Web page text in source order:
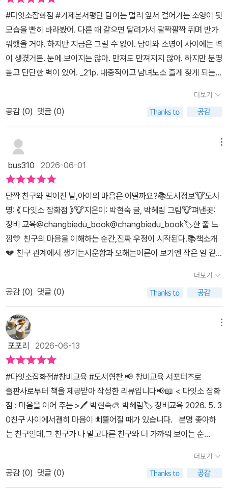
마음을 이해하고 진심으로 소통할 때 풀릴 수 있다는 것을, 상대방의
마음을 헤아리며 먼저 손을 내밀 수 있는 용기가 필요하다는 메시지
를 전합니다. 무엇보다 판타지적 요소로 등장하는 '소탈'은 인물들의
마음을 연결해 주는 매개체로서, '이해와 소통의 중요성'을 효과적으
로 전달하는 역할을 하는 것과 더불어 갈등 해결 과정을 신비로우면
서도 재미있게 보여 주어 이야기에 대한 몰입감을 높입니다. 주의 사
항! 이건 아무 때나 쓰는 게 아니야. 꼭 필요할 때 써야 해. 이 소탈은
마음과 마음을 이어주는 탈이거든. p.17 소소 초등학교 건너편 첫
다잇소 잡화점이 문을 엽니다. 다잇소 잡화점에 온 담이의 눈에 인형
대신 소탈이 들어 있는 기계가 보입니다. 꼭 필요한 아이만 가질 수 있
다는 소탈을 뽑은 담이, 사실 담이는 단짝 소영이의 배신으로 마음이
상해 있습니다. 지난 체육 시간 '친구 찾기 놀이'를 할 때, 견후와 짝이
되는 것도 모자라, 담이를 밀치기까지 했거든요. 게다가 안 밀었다고
거짓말까지 하다니요. 이젠 대놓고 견후와 친하게 지내기까지 하고
말이죠. 게다가 다른 게임을 할 때도, 소영이만 아는 담이의 비밀 때문
에 지고 말았다지요. 이러니 담이의 마음이 어떻겠어요. 이제 담이에
준다는 소탈을 뽑았으니, 분명 무슨 일이 생길 것 같지요? 소탈은 담
이의 소영이의 마음을 이어줄 수 있을까요? 사과는 미루지 말고 빨
리하는 게 좋아.미루는 건 게으른 사람이나 하는 짓이야.p.93 소탈
을 뽑았지만 쓸 일은 없었는데, 드디어 소탈을 써야 할 때가 왔습니다.
소영이에게 심한 말을 한 이후 얼굴을 마주할 자신이 없었는데, 하필
교문 앞에서 마주치게 되었으니 말이죠. 소탈을 쓴 담이는 깜짝 놀라
고 맙니다. 소영이의 마음 속 목소리가 들리면서, 담이가 소영이를 배
신자라고 생각하게 된 그날의 일들이 파노라마처럼 펼쳐졌거든요. 그
랬습니다. 그건 담이의 오해였습니다. 소영이에게 사과를 해야 한다
는 걸 알지만, 용기가 나지 않았습니다. 이럴 때 필요한 건 바로 소탈,
용기도 생기도 자신감도 생긴 담이가 드디어 소영이에게 사과를 하려
던 바로 그때, 소탈이 감쪽같이 사라져버렸습니다. 소탈은 왜 갑자기
사랑이 이루어진다는 고양이 모양 탁상시계, 못된 사람에게 붙이기만
하면 엉덩이를 따갑게 만드는 스티커, 절대 음식을 흘리지 않게 만들
#다잇소잡화점 #가제본서평단 담이는 멀리 앞서 걸어가는 소영이 뒷
모습을 빤히 바라봤어. 다른 때 같으면 달려가서 팔짝팔짝 뛰며 반가
워했을 거야. 하지만 지금은 그럴 수 없어. 담이와 소영이 사이에는 벽
이 생겼거든. 눈에 보이지는 않아. 만져도 만져지지 않아. 하지만 분명
높고 단단한 벽이 있어. _21p. 대중적이고 남녀노소 즐게 찾게 되는
도 쏠쏠해서 지나다가도 보이면 그냥 훌쩍 들어가 보게 되는 공간인
데 아이들의 마음을 이어주는 신비한 다잇소 잡화점!. 학교와 잡화점
이라는 친숙한 공간을 배경으로 단짝 친구와의 갈등을 겪고 있는 담
이와 다잇소 잡화점의 소사장의 유머러스하고 판타지적인 요소가 아
이들에게는 심각할 수도 있는 상황을 흥미롭게 풀어간다. 세상에서
제일 부지런한 소사장님이 매일매일 신기한 새로운 물건을 채워놓는
다잇소 잡화점. 담이는 단짝 친구 소영이와 다시 예전처럼 지낼 수 있
을까? 한창 친구들과의 우정에 빠져있는 3학년 조카님! 가끔 메신저
업데이트되는 내용들을 보면 죄다~ 우정 며칠째~ 영원한 우정 등등
친구들과의 관계가 중요한 시기를 보내고 있는 아이들이 읽고 이야기
해 보기에 좋을 책으로 추천하고 싶다. 부담 갖지 말고 들어와서 구경
하렴. 나는 남에게 부담 주는 걸 세상에서 가장 싫어하거든. 구경하는
사과해? 나 같아도 사과를 받아주지 않을 거야.'(중략) 사과는 미루지
~95p. 있을 건 다 있고, 없을 건 없어요.날이면 날마다새로운 물건이
들어와요.구경 대환영! - 다잇소 소 사장- #박현숙 동화 #박혜림 그
림 #창비#창비교육 #어린이도서 #창작동화 #추천도서 #어린이문
학 #어린이창작동화 ​​​본 서평은 출판사로부터 해당 도서만 제공받아
주관적인 감상으로 작성하였습니다.
더보기
공감 (0) 댓글 (0)
bus310 2026-06-01
단짝 친구와 멀어진 날,아이의 마음은 어떨까요?📚도서정보🐮도서
명: 《 다잇소 잡화점 》🐮지은이: 박현숙 글, 박혜림 그림🐮펴낸곳:
창비 교육@changbiedu_book@changbiedu_book🏷한 줄 느
낌💛 친구의 마음을 이해하는 순간,진짜 우정이 시작된다.📚책소개
💔 친구 관계에서 생기는서운함과 오해는어른이 보기엔 작은 일 같
은바로 그런 아이들의 마음을따뜻하게 들여다보는 동화예요.주인공
담이는가장 친한 친구 소영이가자신을 배신했다고 생각하며 속상해
합니다.그러던 어느 날, 신비한 공간'다잇소 잡화점'에서 특별한 물건
인'소탈'을 얻게 되는데요. 🐮✨그 후 담이는 자신이 미처 보지 못했
던친구의 마음과 상황을 조금씩 알게 됩니다.읽으면서 가장 좋았던
점은아이들에게 단순히'친구랑 사이좋게 지내야 해.'라고가르치지 않
는다는 것이었어요.대신,🌱 상대의 마음을 이해하는 방법🌱 오해가
생기는 과정🌱 먼저 손 내미는 용기를흥미진진한 이야기 속에 자연
스럽게 녹여 냈답니다.무엇보다 다잇소 잡화점에 등장하는신기한 물
건들이 정말 재미있어요!(그리고 페이지 옆에🐮소 모양 디테일도너
무 사랑스러워요!)🔍 보고 싶은 사람이 보이는 돋보기🦔 못된 사람을
혼내 주는 고슴도치 스티커⏰ 고백 타이밍을 알려 주는 시계읽으며
'나도 이거 갖고 싶다!'를연발할 만큼 상상력을 자극하는요소가 가득
했어요. 😊특히 초등 저학년 아이들이공감할 만한 학교생활 이야기
더보기
공감 (0) 댓글 (0)
포포리 2026-06-13
#다잇소잡화점#창비교육 #도서협찬 📢 창비교육 서포터즈로
출판사로부터 책을 제공받아 작성한 리뷰입니다📢📖 < 다잇소 잡화
점 : 마음을 이어 주는 >🖊️ 박현숙🎨 박혜림🏷 창비교육 2026. 5. 3
0친구 사이에서괜히 마음이 삐뚤어질 때가 있습니다. 분명 좋아하
는 친구인데,그 친구가 나 말고다른 친구와 더 가까워 보이는 순
들 때가 있지요. < 다잇소 잡화점: 마음을 이어 주는 > 은바로 그런
어린이의 마음을신비한 잡화점 이야기로 풀어낸 동화입니다. 주인
공 담이는가장 친한 친구 소영이가자신보다 견후와 더 가까워진 것
더보기
공감 (0) 댓글 (0)